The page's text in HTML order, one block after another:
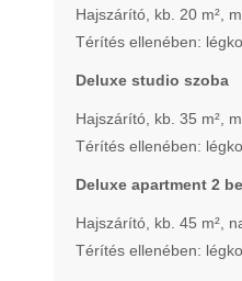
Hajszárító, kb. 20 m²,
Térítés ellenében:
Deluxe studio szoba
Hajszárító, kb. 35 m²,
Térítés ellenében:
Deluxe apartment 2
Hajszárító, kb. 45 m²,
Térítés ellenében: